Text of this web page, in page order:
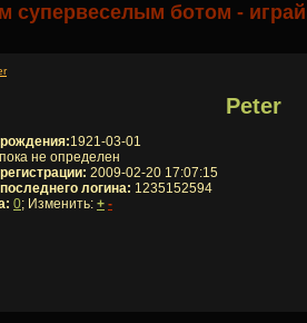
супервеселым ботом -
Peter
1921-03-01
пока не определен
2009-02-20 17:07:15
логина: 1235152594
0; Изменить: + -